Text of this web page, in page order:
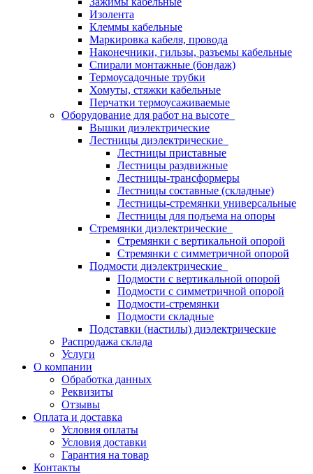
Изолента
Клеммы кабельные
Маркировка кабеля, провода
Наконечники, гильзы, разъемы кабельные
Спирали монтажные (бондаж)
Термоусадочные трубки
Хомуты, стяжки кабельные
Перчатки термоусаживаемые
Оборудование для работ на высоте
Вышки диэлектрические
Лестницы диэлектрические
Лестницы приставные
Лестницы раздвижные
Лестницы-трансформеры
Лестницы составные (складные)
Лестницы-стремянки универсальные
Лестницы для подъема на опоры
Стремянки диэлектрические
Стремянки с вертикальной опорой
Стремянки с симметричной опорой
Подмости диэлектрические
Подмости с вертикальной опорой
Подмости с симметричной опорой
Подмости-стремянки
Подмости складные
Подставки (настилы) диэлектрические
Распродажа склада
Услуги
О компании
Обработка данных
Реквизиты
Отзывы
Оплата и доставка
Условия оплаты
Условия доставки
Гарантия на товар
Контакты